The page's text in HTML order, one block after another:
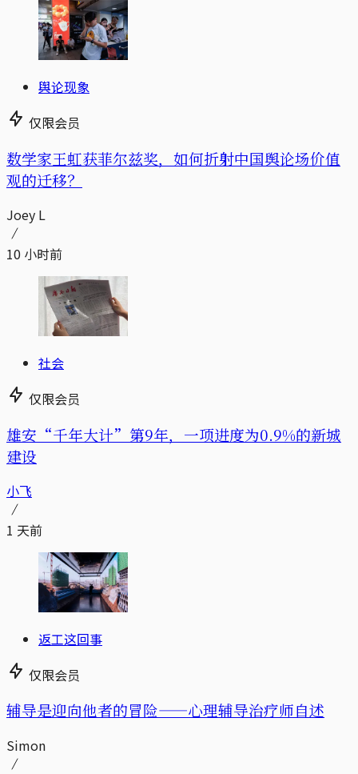
舆论现象
仅限会员
数学家王虹获菲尔兹奖，如何折射中国舆论场价值
观的迁移？
Joey L
10 小时前
社会
仅限会员
雄安“千年大计”第9年，一项进度为0.9%的新城
建设
小飞
1 天前
返工这回事
仅限会员
辅导是迎向他者的冒险——心理辅导治疗师自述
Simon